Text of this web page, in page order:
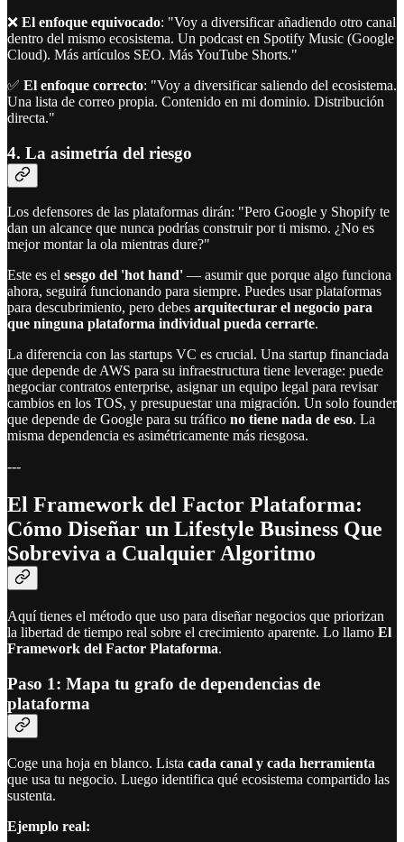
❌ El enfoque equivocado: "Voy a diversificar añadiendo otro canal
dentro del mismo ecosistema. Un podcast en Spotify Music (Google
Cloud). Más artículos SEO. Más YouTube Shorts."
✅ El enfoque correcto: "Voy a diversificar saliendo del ecosistema.
Una lista de correo propia. Contenido en mi dominio. Distribución
directa."
4. La asimetría del riesgo
Los defensores de las plataformas dirán: "Pero Google y Shopify te
dan un alcance que nunca podrías construir por ti mismo. ¿No es
mejor montar la ola mientras dure?"
Este es el sesgo del 'hot hand' — asumir que porque algo funciona
ahora, seguirá funcionando para siempre. Puedes usar plataformas
para descubrimiento, pero debes arquitecturar el negocio para
que ninguna plataforma individual pueda cerrarte.
La diferencia con las startups VC es crucial. Una startup financiada
que depende de AWS para su infraestructura tiene leverage: puede
negociar contratos enterprise, asignar un equipo legal para revisar
cambios en los TOS, y presupuestar una migración. Un solo founder
que depende de Google para su tráfico no tiene nada de eso. La
misma dependencia es asimétricamente más riesgosa.
---
El Framework del Factor Plataforma:
Cómo Diseñar un Lifestyle Business Que
Sobreviva a Cualquier Algoritmo
Aquí tienes el método que uso para diseñar negocios que priorizan
la libertad de tiempo real sobre el crecimiento aparente. Lo llamo El
Framework del Factor Plataforma.
Paso 1: Mapa tu grafo de dependencias de
plataforma
Coge una hoja en blanco. Lista cada canal y cada herramienta
que usa tu negocio. Luego identifica qué ecosistema compartido las
sustenta.
Ejemplo real: